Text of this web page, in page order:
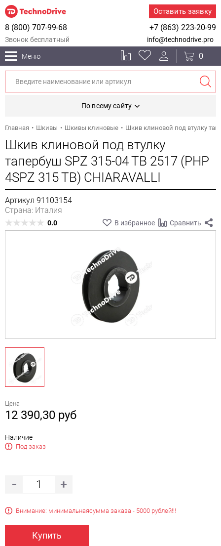
Оставить заявку
+7 (863) 223-20-99
8 (800) 707-99-68
Звонок бесплатный info@technodrive.pro
Меню 0
По всему сайту
Главная Шкивы Шкивы клиновые Шкив клиновой под втулку
Шкив клиновой под втулку
тапербуш SPZ 315-04 TB 2517 (PHP
4SPZ 315 TB) CHIARAVALLI
Артикул 91103154
Страна: Италия
0.0 В избранное Сравнить
Цена
12 390,30 руб
Наличие
Под заказ
Внимание: минимальнаясумма заказа - 5000 рублей!!!
Купить